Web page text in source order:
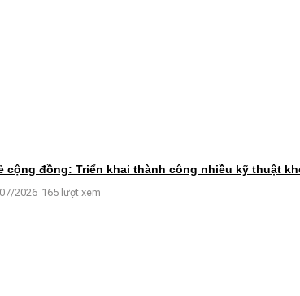
cộng đồng: Triển khai thành công nhiều kỹ thuật
2026 165 lượt xem